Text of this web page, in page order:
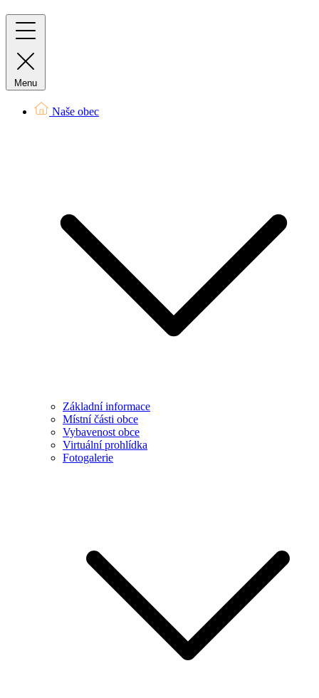
Menu
Naše obec
Základní informace
Místní části obce
Vybavenost obce
Virtuální prohlídka
Fotogalerie